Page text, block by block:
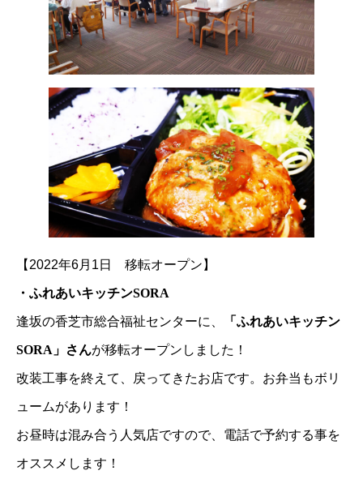
【2022年6月1日 移転オープン】
・ふれあいキッチンSORA
逢坂の香芝市総合福祉センターに、 「ふれあいキッチン
SORA」さんが移転オープンしました！
改装工事を終えて、戻ってきたお店です。お弁当もボリ
ュームがあります！
お昼時は混み合う人気店ですので、電話で予約する事を
オススメします！